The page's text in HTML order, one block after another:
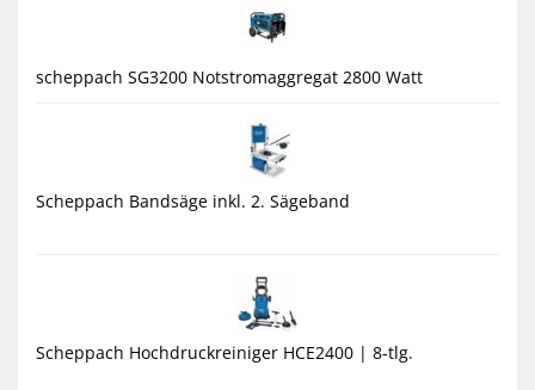
scheppach SG3200 Notstromaggregat 2800 Watt
Scheppach Bandsäge inkl. 2. Sägeband
Scheppach Hochdruckreiniger HCE2400 | 8-tlg.